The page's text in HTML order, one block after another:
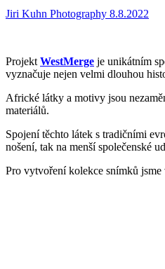
Jiri Kuhn Photography 8.8.2022
Projekt WestMerge je unikátním
vyznačuje nejen velmi dlouhou
Africké látky a motivy jsou
materiálů.
Spojení těchto látek s tradičními
nošení, tak na menší společenské
Pro vytvoření kolekce snímků